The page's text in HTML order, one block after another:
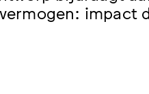
impact